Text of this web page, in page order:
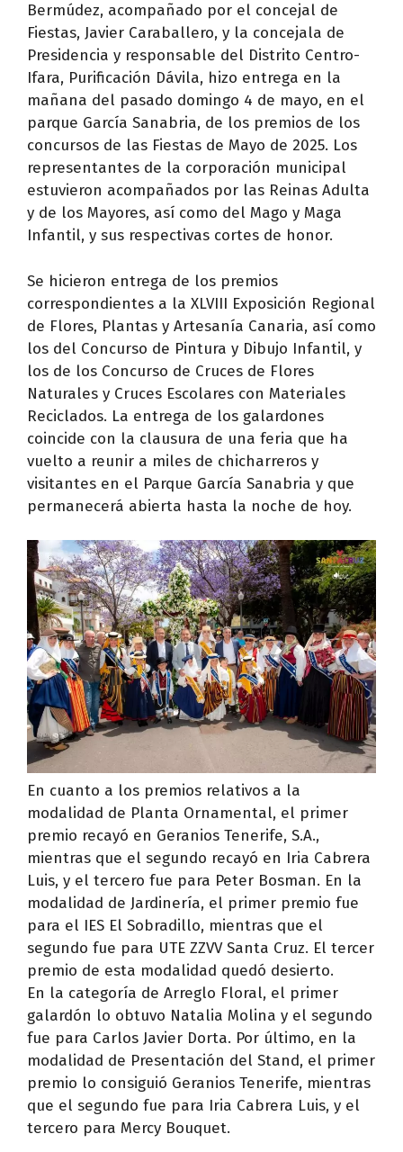
Bermúdez, acompañado por el concejal de
Fiestas, Javier Caraballero, y la concejala de
Presidencia y responsable del Distrito Centro-
Ifara, Purificación Dávila, hizo entrega en la
mañana del pasado domingo 4 de mayo, en el
parque García Sanabria, de los premios de los
concursos de las Fiestas de Mayo de 2025. Los
representantes de la corporación municipal
estuvieron acompañados por las Reinas Adulta
y de los Mayores, así como del Mago y Maga
Infantil, y sus respectivas cortes de honor.
Se hicieron entrega de los premios
correspondientes a la XLVIII Exposición Regional
de Flores, Plantas y Artesanía Canaria, así como
los del Concurso de Pintura y Dibujo Infantil, y
los de los Concurso de Cruces de Flores
Naturales y Cruces Escolares con Materiales
Reciclados. La entrega de los galardones
coincide con la clausura de una feria que ha
vuelto a reunir a miles de chicharreros y
visitantes en el Parque García Sanabria y que
permanecerá abierta hasta la noche de hoy.
En cuanto a los premios relativos a la
modalidad de Planta Ornamental, el primer
premio recayó en Geranios Tenerife, S.A.,
mientras que el segundo recayó en Iria Cabrera
Luis, y el tercero fue para Peter Bosman. En la
modalidad de Jardinería, el primer premio fue
para el IES El Sobradillo, mientras que el
segundo fue para UTE ZZVV Santa Cruz. El tercer
premio de esta modalidad quedó desierto.
En la categoría de Arreglo Floral, el primer
galardón lo obtuvo Natalia Molina y el segundo
fue para Carlos Javier Dorta. Por último, en la
modalidad de Presentación del Stand, el primer
premio lo consiguió Geranios Tenerife, mientras
que el segundo fue para Iria Cabrera Luis, y el
tercero para Mercy Bouquet.